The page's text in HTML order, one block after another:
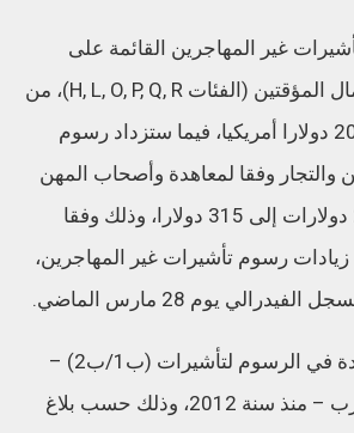
غير المهاجرين القائمة على
التماس بالنسبة للعمال المؤقتين (الفئات H, L, O, P, Q, R)، من
190 دولارات إلى 205 دولارا أمريكيا، فيما ستزداد رسوم
والتجار وفقا لمعاهدة وأصحاب المهن
المتخصصة من 205 دولارات إلى 315 دولارا، وذلك وفقا
زيادات رسوم تأشيرات غير المهاجرين،
يوم 28 مارس الماضي.
يتعلق الأمر بأول زيادة في الرسوم لتأشيرات (ب1/ب2) –
الأكثر طلبا في المغرب – منذ سنة 2012، وذلك حسب بلاغ